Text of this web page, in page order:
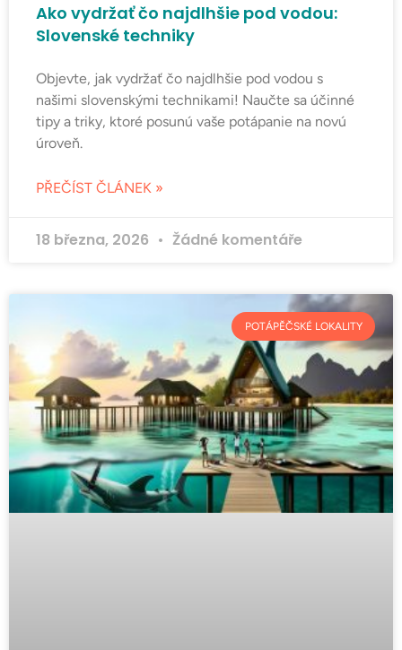
Ako vydržať čo najdlhšie pod vodou:
Slovenské techniky
Objevte, jak vydržať čo najdlhšie pod vodou s
našimi slovenskými technikami! Naučte sa účinné
tipy a triky, ktoré posunú vaše potápanie na novú
úroveň.
PŘEČÍST ČLÁNEK »
18 března, 2026 Žádné komentáře
POTÁPĚČSKÉ LOKALITY